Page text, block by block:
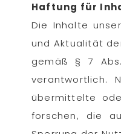
Haftung für
Die Inhalte
und Aktualität
gemäß § 7
verantwortlich.
übermittelte
forschen, die